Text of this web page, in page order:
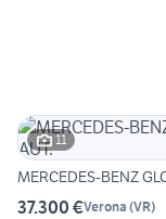
11
MERCEDES-BENZ
37.300 €Verona (VR)